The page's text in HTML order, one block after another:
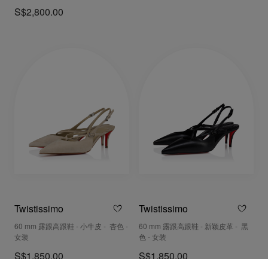
S$2,800.00
Twistissimo
60 mm 露跟高跟鞋 - 小牛皮 - 杏色 -
女装
S$1,850.00
Twistissimo
60 mm 露跟高跟鞋 - 新颖皮革 - 黑
色 - 女装
S$1,850.00